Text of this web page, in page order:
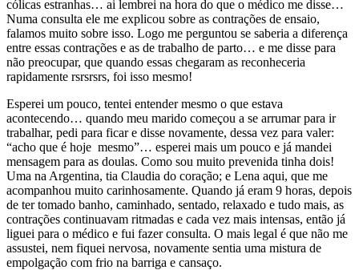
cólicas estranhas… ai lembrei na hora do que o médico me disse…
Numa consulta ele me explicou sobre as contrações de ensaio,
falamos muito sobre isso. Logo me perguntou se saberia a diferença
entre essas contrações e as de trabalho de parto… e me disse para
não preocupar, que quando essas chegaram as reconheceria
rapidamente rsrsrsrs, foi isso mesmo!
Esperei um pouco, tentei entender mesmo o que estava
acontecendo… quando meu marido começou a se arrumar para ir
trabalhar, pedi para ficar e disse novamente, dessa vez para valer:
“acho que é hoje mesmo”… esperei mais um pouco e já mandei
mensagem para as doulas. Como sou muito prevenida tinha dois!
Uma na Argentina, tia Claudia do coração; e Lena aqui, que me
acompanhou muito carinhosamente. Quando já eram 9 horas, depois
de ter tomado banho, caminhado, sentado, relaxado e tudo mais, as
contrações continuavam ritmadas e cada vez mais intensas, então já
liguei para o médico e fui fazer consulta. O mais legal é que não me
assustei, nem fiquei nervosa, novamente sentia uma mistura de
empolgação com frio na barriga e cansaço.